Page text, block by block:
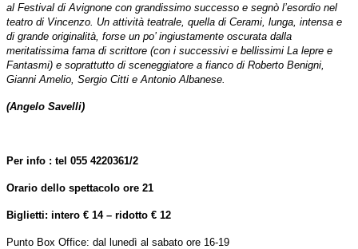
al Festival di Avignone con grandissimo successo e segnò l’esordio nel
teatro di Vincenzo. Un attività teatrale, quella di Cerami, lunga, intensa e
di grande originalità, forse un po’ ingiustamente oscurata dalla
meritatissima fama di scrittore (con i successivi e bellissimi La lepre e
Fantasmi) e soprattutto di sceneggiatore a fianco di Roberto Benigni,
Gianni Amelio, Sergio Citti e Antonio Albanese.
(Angelo Savelli)
Per info : tel 055 4220361/2
Orario dello spettacolo ore 21
Biglietti: intero € 14 – ridotto € 12
Punto Box Office: dal lunedì al sabato ore 16-19